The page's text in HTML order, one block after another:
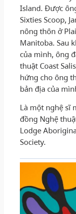
Island. Được
Sixties Scoop,
nông thôn ở
Manitoba. Sau
của mình, ông
thuật Coast
hứng cho ông
bản địa của
Là một nghệ sĩ
đồng Nghệ
Lodge
Society.